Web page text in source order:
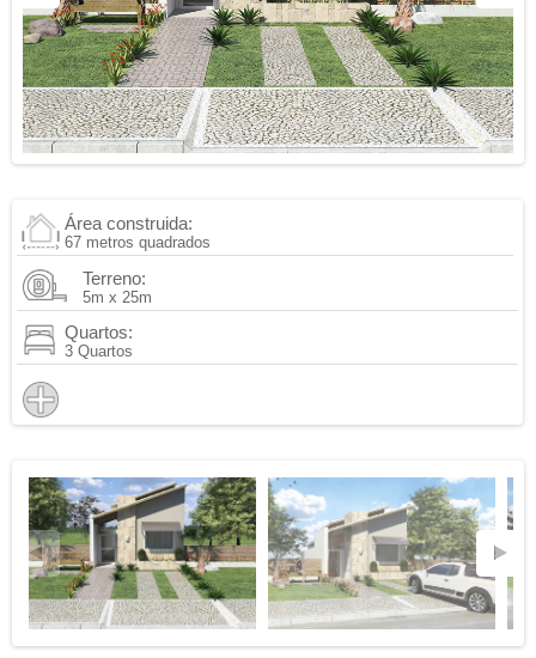
Área construida:
67 metros quadrados
Terreno:
5m x 25m
Quartos:
3 Quartos